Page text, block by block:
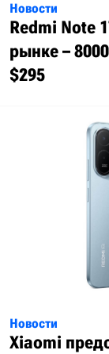
Новости
Redmi Note
рынке –
$295
Новости
Xiaomi